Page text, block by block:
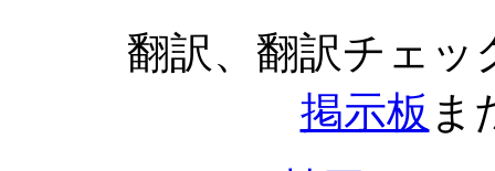
翻訳、翻訳チェッ
掲示板 ま